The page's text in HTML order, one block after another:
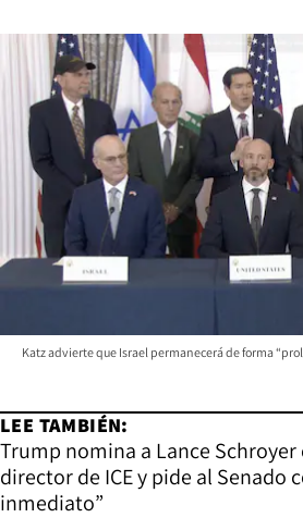
Katz advierte que Israel permanecerá de forma
LEE TAMBIÉN:
Trump nomina a Lance
director de ICE y pide al Senado
inmediato”